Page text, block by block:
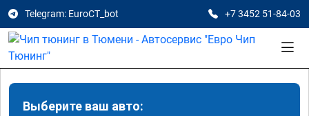
Telegram: EuroCT_bot +7 3452 51-84-03
Выберите ваш авто: